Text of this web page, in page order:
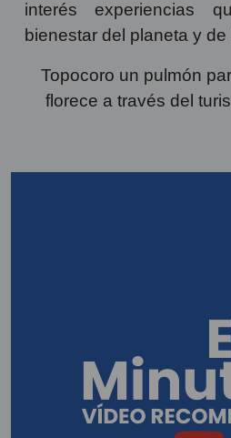
interés experiencias
bienestar del planeta y
Topocoro un pulmón
florece a través del